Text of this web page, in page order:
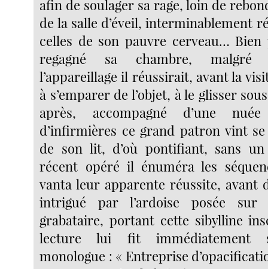
afin de soulager sa rage, loin de
de la salle d’éveil, interminablement
celles de son pauvre cerveau…
regagné sa chambre, malgré
l’appareillage il réussirait, avant la
à s’emparer de l’objet, à le glisser
après, accompagné d’une
d’infirmières ce grand patron vint
de son lit, d’où pontifiant, sans
récent opéré il énuméra les
vanta leur apparente réussite, avant
intrigué par l’ardoise posée
grabataire, portant cette sibylline
lecture lui fit immédiatement
monologue : « Entreprise